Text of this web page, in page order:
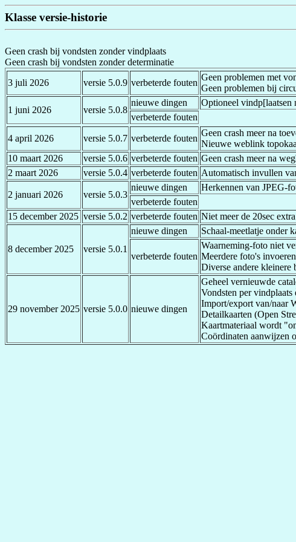
Klasse versie-historie
Geen crash bij vondsten zonder vindplaats
Geen crash bij vondsten zonder determinatie
3 juli 2026
versie 5.0.9 verbeterde fouten
Geen problemen met
Geen problemen bij
1 juni 2026 versie 5.0.8
nieuwe dingen
Optioneel vindp[laatsen
verbeterde fouten
4 april 2026 versie 5.0.7 verbeterde fouten
Geen crash meer na
Nieuwe weblink
10 maart 2026
versie 5.0.6 verbeterde fouten Geen crash meer na
2 maart 2026
versie 5.0.4 verbeterde fouten Automatisch invullen
2 januari 2026 versie 5.0.3
nieuwe dingen Herkennen van JPEG-
verbeterde fouten
15 december 2025 versie 5.0.2 verbeterde fouten Niet meer de 20sec
8 december 2025 versie 5.0.1
nieuwe dingen Schaal-meetlatje onder
verbeterde fouten
Waarneming-foto niet
Meerdere foto's
Diverse andere kleinere
29 november 2025 versie 5.0.0 nieuwe dingen
Geheel vernieuwde
Vondsten per
Import/export van/naar
Detailkaarten (Open
Kaartmateriaal wordt
Coördinaten aanwijzen